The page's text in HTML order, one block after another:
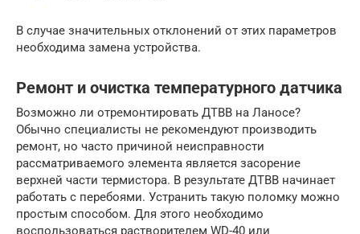
В случае значительных отклонений от этих параметров
необходима замена устройства.
Ремонт и очистка температурного датчика
Возможно ли отремонтировать ДТВВ на Ланосе?
Обычно специалисты не рекомендуют производить
ремонт, но часто причиной неисправности
рассматриваемого элемента является засорение
верхней части термистора. В результате ДТВВ начинает
работать с перебоями. Устранить такую поломку можно
простым способом. Для этого необходимо
воспользоваться растворителем WD-40 или